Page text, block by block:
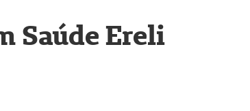
Saúde Ereli